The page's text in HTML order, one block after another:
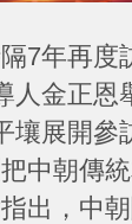
7年再度
人金正恩
壤展開參
中朝傳
出，中